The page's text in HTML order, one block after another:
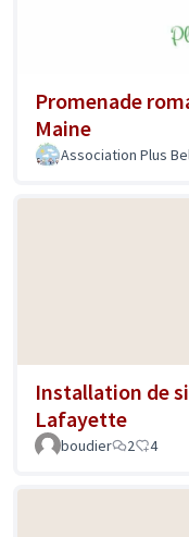
Promenade
Maine
Association Plus
Installation de
Lafayette
boudier 2 4